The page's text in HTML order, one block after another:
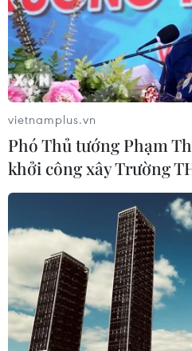
TIN CÙNG CHUYÊN
Cần Thơ thúc đẩy hợp tác
đối tác Hàn Quốc
07/08/2026 12:46
vietnamplus.vn
Phó Thủ tướng Phạm
khởi công xây Trường